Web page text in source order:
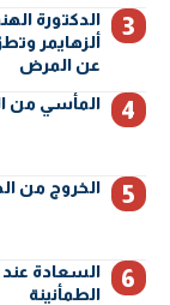
الدكتورة
ألزهايمر
عن المرض
المأسي من
الخروج من
السعادة عند
الطمأنينة